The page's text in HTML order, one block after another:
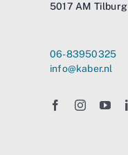
5017 AM Tilburg
06-83950325
info@kaber.nl